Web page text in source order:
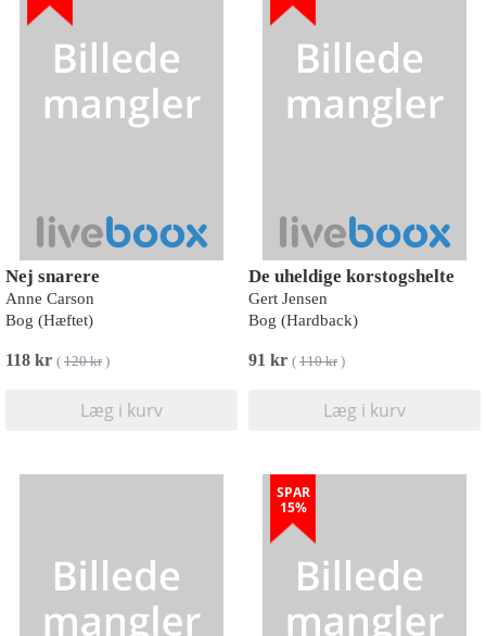
Nej snarere
Anne Carson
Bog (Hæftet)
118 kr ( 120 kr)
Læg i kurv
De uheldige korstogshelte
Gert Jensen
Bog (Hardback)
91 kr ( 110 kr)
Læg i kurv
SPAR
15%